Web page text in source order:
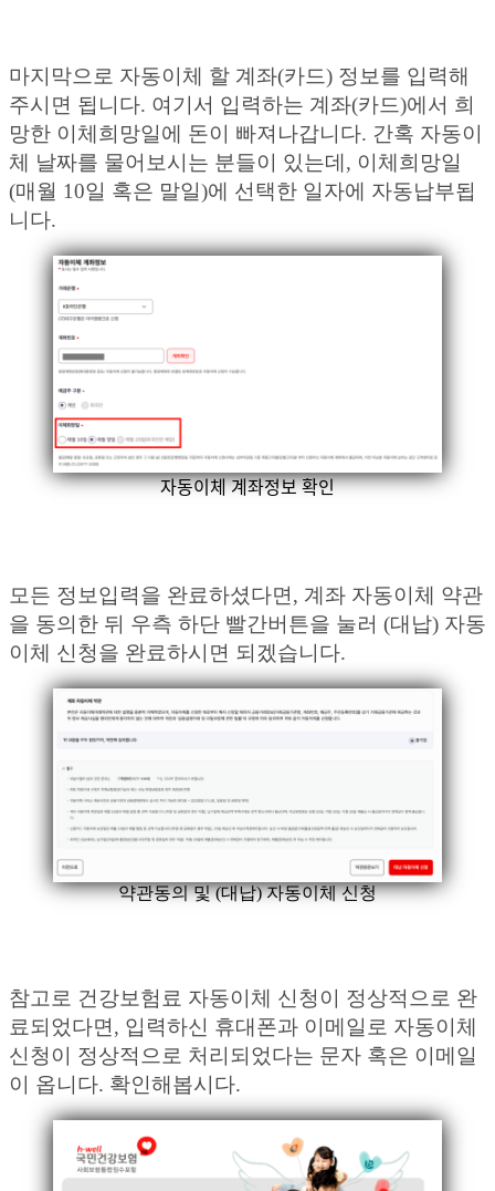
마지막으로 자동이체 할 계좌(카드) 정보를 입력해
주시면 됩니다. 여기서 입력하는 계좌(카드)에서 희
망한 이체희망일에 돈이 빠져나갑니다. 간혹 자동이
체 날짜를 물어보시는 분들이 있는데, 이체희망일
(매월 10일 혹은 말일)에 선택한 일자에 자동납부됩
니다.
자동이체 계좌정보 확인
모든 정보입력을 완료하셨다면, 계좌 자동이체 약관
을 동의한 뒤 우측 하단 빨간버튼을 눌러 (대납) 자동
이체 신청을 완료하시면 되겠습니다.
약관동의 및 (대납) 자동이체 신청
참고로 건강보험료 자동이체 신청이 정상적으로 완
료되었다면, 입력하신 휴대폰과 이메일로 자동이체
신청이 정상적으로 처리되었다는 문자 혹은 이메일
이 옵니다. 확인해봅시다.